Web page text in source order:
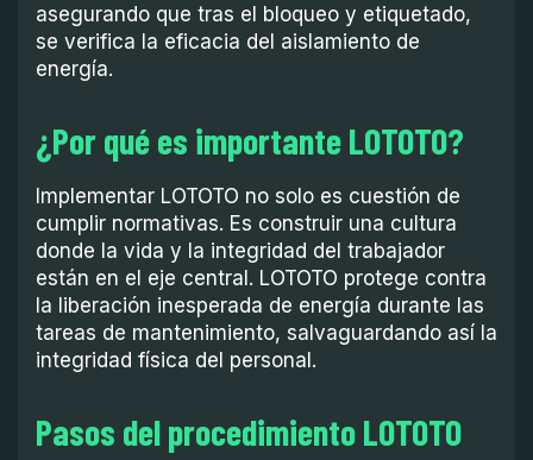
asegurando que tras el bloqueo y etiquetado,
se verifica la eficacia del aislamiento de
energía.
¿Por qué es importante LOTOTO?
Implementar LOTOTO no solo es cuestión de
cumplir normativas. Es construir una cultura
donde la vida y la integridad del trabajador
están en el eje central. LOTOTO protege contra
la liberación inesperada de energía durante las
tareas de mantenimiento, salvaguardando así la
integridad física del personal.
Pasos del procedimiento LOTOTO